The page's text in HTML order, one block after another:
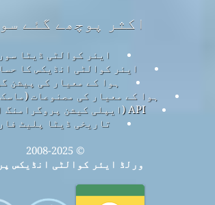
اکثر پوچھے گئے
ایئر کوالٹی ڈیٹا
ایئر کوالٹی انڈیکس کا
ہوا کے معیار کی پیشن
ہوا کے معیار کی مصنوعات
API (ایپلی کیشن پروگرامنگ انٹرفیس)
تاریخی ڈیٹا پلیٹ
© 2008-2025
ورلڈ ایئر کوالٹی انڈیکس